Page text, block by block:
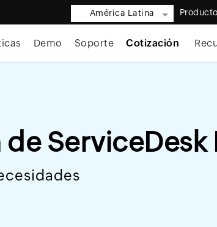
América Latina
Demo Soporte Cotización
ServiceDesk